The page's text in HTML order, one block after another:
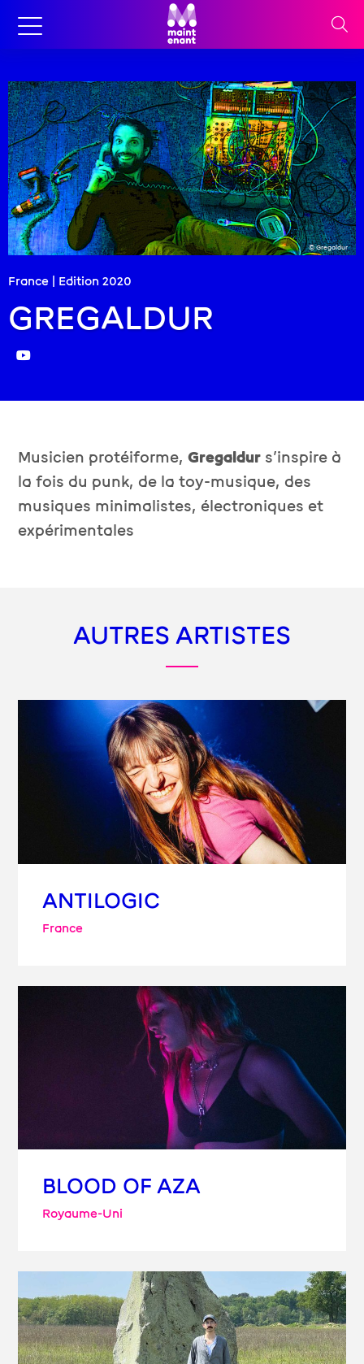
France | Edition 2020
GREGALDUR
© Gregaldur
Musicien protéiforme,Gregaldur s’inspire à
la fois du punk, de la toy-musique, des
musiques minimalistes, électroniques et
expérimentales
AUTRES ARTISTES
ANTILOGIC
France
BLOOD OF AZA
Royaume-Uni